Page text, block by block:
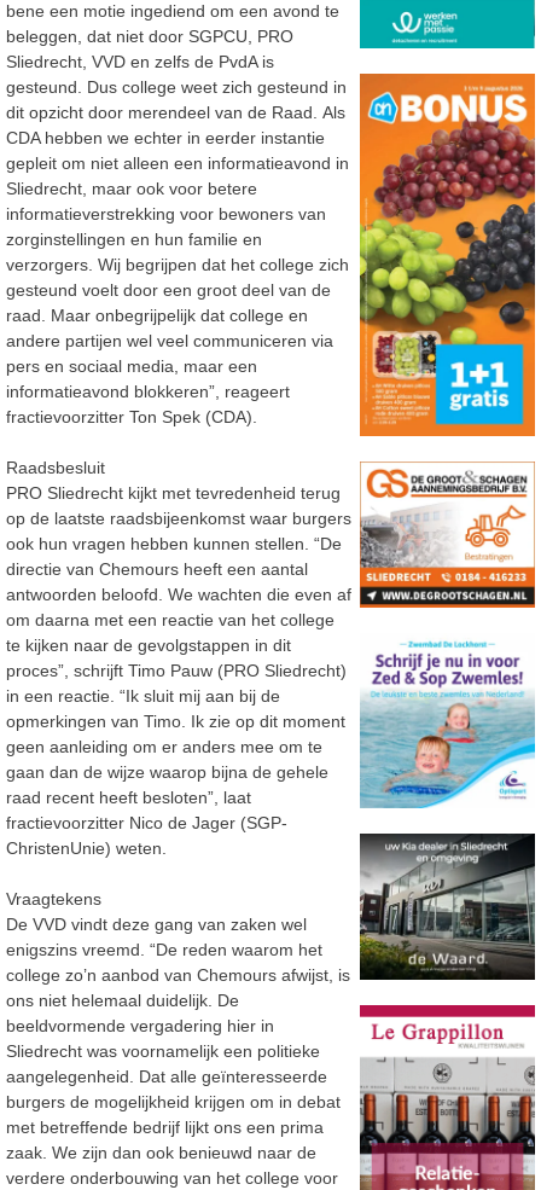
bene een motie ingediend om een avond te
beleggen, dat niet door SGPCU, PRO
Sliedrecht, VVD en zelfs de PvdA is
gesteund. Dus college weet zich gesteund in
dit opzicht door merendeel van de Raad. Als
CDA hebben we echter in eerder instantie
gepleit om niet alleen een informatieavond in
Sliedrecht, maar ook voor betere
informatieverstrekking voor bewoners van
zorginstellingen en hun familie en
verzorgers. Wij begrijpen dat het college zich
gesteund voelt door een groot deel van de
raad. Maar onbegrijpelijk dat college en
andere partijen wel veel communiceren via
pers en sociaal media, maar een
informatieavond blokkeren”, reageert
fractievoorzitter Ton Spek (CDA).
Raadsbesluit
PRO Sliedrecht kijkt met tevredenheid terug
op de laatste raadsbijeenkomst waar burgers
ook hun vragen hebben kunnen stellen. “De
directie van Chemours heeft een aantal
antwoorden beloofd. We wachten die even af
om daarna met een reactie van het college
te kijken naar de gevolgstappen in dit
proces”, schrijft Timo Pauw (PRO Sliedrecht)
in een reactie. “Ik sluit mij aan bij de
opmerkingen van Timo. Ik zie op dit moment
geen aanleiding om er anders mee om te
gaan dan de wijze waarop bijna de gehele
raad recent heeft besloten”, laat
fractievoorzitter Nico de Jager (SGP-
ChristenUnie) weten.
Vraagtekens
De VVD vindt deze gang van zaken wel
enigszins vreemd. “De reden waarom het
college zo’n aanbod van Chemours afwijst, is
ons niet helemaal duidelijk. De
beeldvormende vergadering hier in
Sliedrecht was voornamelijk een politieke
aangelegenheid. Dat alle geïnteresseerde
burgers de mogelijkheid krijgen om in debat
met betreffende bedrijf lijkt ons een prima
zaak. We zijn dan ook benieuwd naar de
verdere onderbouwing van het college voor